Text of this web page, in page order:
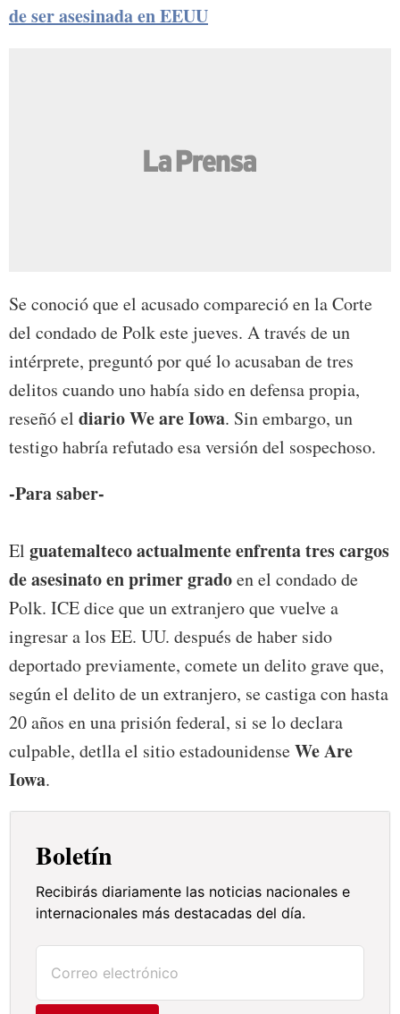
de ser asesinada en EEUU
Se conoció que el acusado compareció en la Corte
del condado de Polk este jueves. A través de un
intérprete, preguntó por qué lo acusaban de tres
delitos cuando uno había sido en defensa propia,
reseñó el diario We are Iowa. Sin embargo, un
testigo habría refutado esa versión del sospechoso.
-Para saber-
El guatemalteco actualmente enfrenta tres cargos
de asesinato en primer gradoen el condado de
Polk. ICE dice que un extranjero que vuelve a
ingresar a los EE. UU. después de haber sido
deportado previamente, comete un delito grave que,
según el delito de un extranjero, se castiga con hasta
20 años en una prisión federal, si se lo declara
culpable, detlla el sitio estadounidenseWe Are
Iowa.
Boletín
Recibirás diariamente las noticias nacionales e
internacionales más destacadas del día.